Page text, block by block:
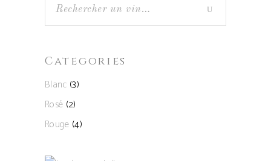
Categories
Blanc (3)
Rosé (2)
Rouge (4)